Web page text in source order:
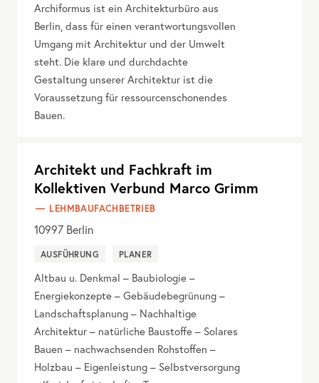
Archiformus ist ein Architekturbüro aus
Berlin, dass für einen verantwortungsvollen
Umgang mit Architektur und der Umwelt
steht. Die klare und durchdachte
Gestaltung unserer Architektur ist die
Voraussetzung für ressourcenschonendes
Bauen.
Architekt und Fachkraft im
Kollektiven Verbund Marco Grimm
LEHMBAUFACHBETRIEB
10997 Berlin
AUSFÜHRUNG PLANER
Altbau u. Denkmal – Baubiologie –
Energiekonzepte – Gebäudebegrünung –
Landschaftsplanung – Nachhaltige
Architektur – natürliche Baustoffe – Solares
Bauen – nachwachsenden Rohstoffen –
Holzbau – Eigenleistung – Selbstversorgung